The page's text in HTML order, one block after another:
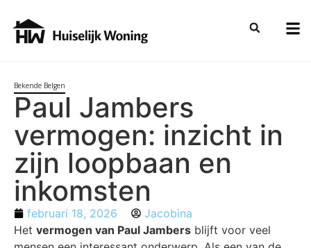
Bekende Belgen
Paul Jambers
vermogen: inzicht in
zijn loopbaan en
inkomsten
februari 18, 2026
Jacobina
Het vermogen van Paul Jambers blijft voor veel